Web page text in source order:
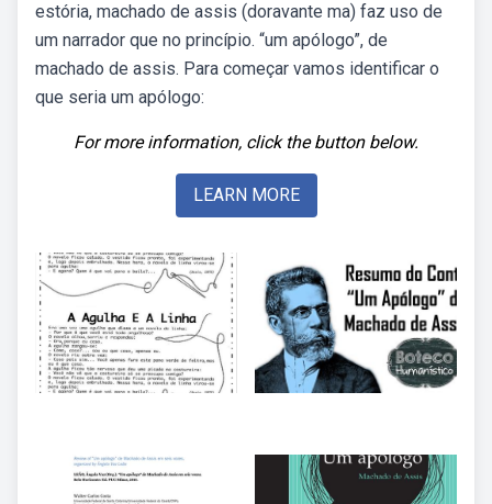
estória, machado de assis (doravante ma) faz uso de
um narrador que no princípio. “um apólogo”, de
machado de assis. Para começar vamos identificar o
que seria um apólogo:
For more information, click the button below.
LEARN MORE